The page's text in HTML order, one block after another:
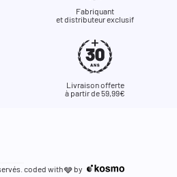
Fabriquant
et distributeur exclusif
Livraison offerte
à partir de 59,99€
coded with🩶 by